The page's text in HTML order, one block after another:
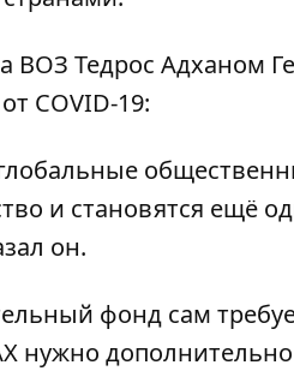
Тедрос Адханом
COVID-19:
и становятся ещё
он.
фонд сам
нужно